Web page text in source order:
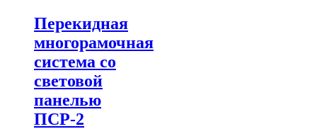
Перекидная
многорамочная
система со
световой
панелью
ПСР-2